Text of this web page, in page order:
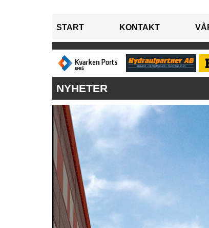
START KONTAKT
NYHETER